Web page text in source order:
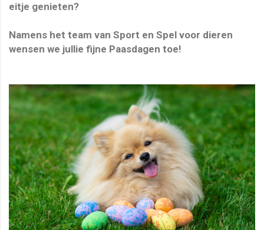
eitje genieten?
Namens het team van Sport en Spel voor dieren
wensen we jullie fijne Paasdagen toe!